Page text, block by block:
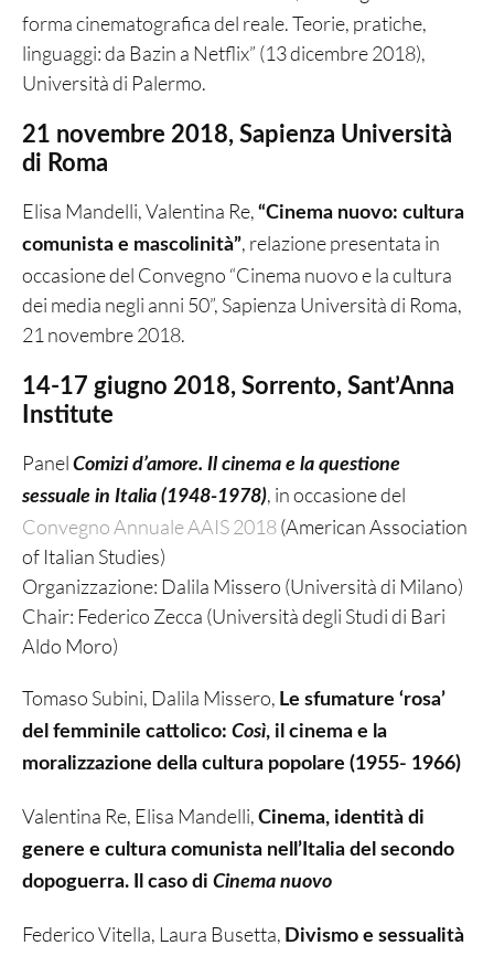
forma cinematografica del reale. Teorie, pratiche,
linguaggi: da Bazin a Netflix” (13 dicembre 2018),
Università di Palermo.
21 novembre 2018, Sapienza Università
di Roma
Elisa Mandelli, Valentina Re, “Cinema nuovo: cultura
comunista e mascolinità”, relazione presentata in
occasione del Convegno “Cinema nuovo e la cultura
dei media negli anni 50”, Sapienza Università di Roma,
21 novembre 2018.
14-17 giugno 2018, Sorrento, Sant’Anna
Institute
Panel Comizi d’amore. Il cinema e la questione
sessuale in Italia (1948-1978), in occasione del
Convegno Annuale AAIS 2018(American Association
of Italian Studies)
Organizzazione: Dalila Missero (Università di Milano)
Chair: Federico Zecca (Università degli Studi di Bari
Aldo Moro)
Tomaso Subini, Dalila Missero, Le sfumature ‘rosa’
del femminile cattolico: Così, il cinema e la
moralizzazione della cultura popolare (1955- 1966)
Valentina Re, Elisa Mandelli, Cinema, identità di
genere e cultura comunista nell’Italia del secondo
dopoguerra. Il caso di Cinema nuovo
Federico Vitella, Laura Busetta, Divismo e sessualità